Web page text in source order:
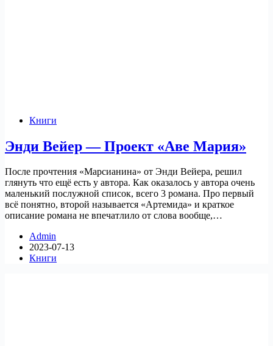
Книги
Энди Вейер — Проект «Аве Мария»
После прочтения «Марсианина» от Энди Вейера, решил
глянуть что ещё есть у автора. Как оказалось у автора очень
маленький послужной список, всего 3 романа. Про первый
всё понятно, второй называется «Артемида» и краткое
описание романа не впечатлило от слова вообще,…
Admin
2023-07-13
Книги